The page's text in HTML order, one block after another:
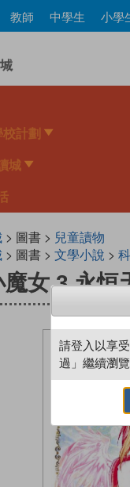
Skip
content
教師 中學生 小學
計劃
城
> 圖書 > 兒童讀物
> 圖書 > 文學小說 >
女 3 永恒
請登入以享
過」繼續瀏覽